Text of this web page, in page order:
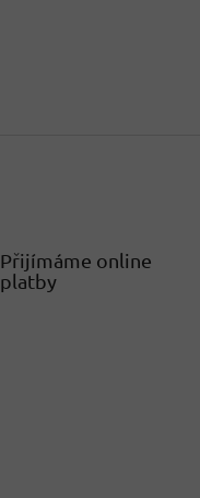
Přijímáme online
platby